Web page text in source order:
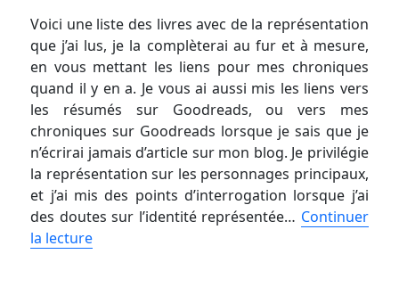
Voici une liste des livres avec de la représentation
que j’ai lus, je la complèterai au fur et à mesure,
en vous mettant les liens pour mes chroniques
quand il y en a. Je vous ai aussi mis les liens vers
les résumés sur Goodreads, ou vers mes
chroniques sur Goodreads lorsque je sais que je
n’écrirai jamais d’article sur mon blog. Je privilégie
la représentation sur les personnages principaux,
et j’ai mis des points d’interrogation lorsque j’ai
des doutes sur l’identité représentée… Continuer
la lecture